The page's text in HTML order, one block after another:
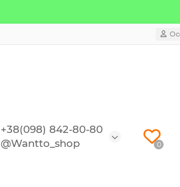
+38(098) 842-80-80
@Wantto_shop
0